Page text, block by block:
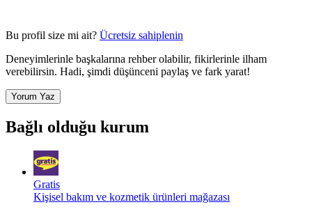
Bu profil size mi ait? Ücretsiz sahiplenin
Deneyimlerinle başkalarına rehber olabilir, fikirlerinle ilham
verebilirsin. Hadi, şimdi düşünceni paylaş ve fark yarat!
Yorum Yaz
Bağlı olduğu kurum
Gratis
Kişisel bakım ve kozmetik ürünleri mağazası